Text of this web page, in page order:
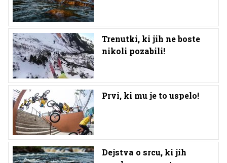
Trenutki, ki jih ne boste
nikoli pozabili!
Prvi, ki mu je to uspelo!
Dejstva o srcu, ki jih